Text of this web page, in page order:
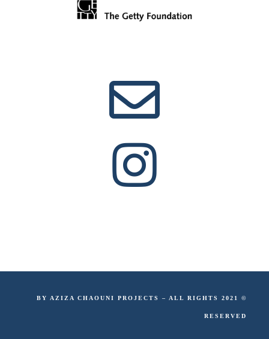
© 2021 BY AZIZA CHAOUNI PROJECTS – ALL RIGHTS
RESERVED